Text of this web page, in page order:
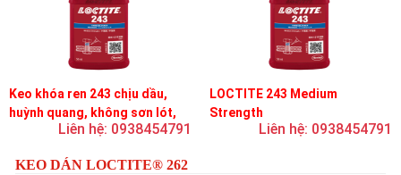
Keo khóa ren 243 chịu dầu,
huỳnh quang, không sơn lót,
dễ tháo rời, độ bền trung bình
Liên hệ: 0938454791
LOCTITE 243 Medium
Strength
Liên hệ: 0938454791
KEO DÁN LOCTITE® 262